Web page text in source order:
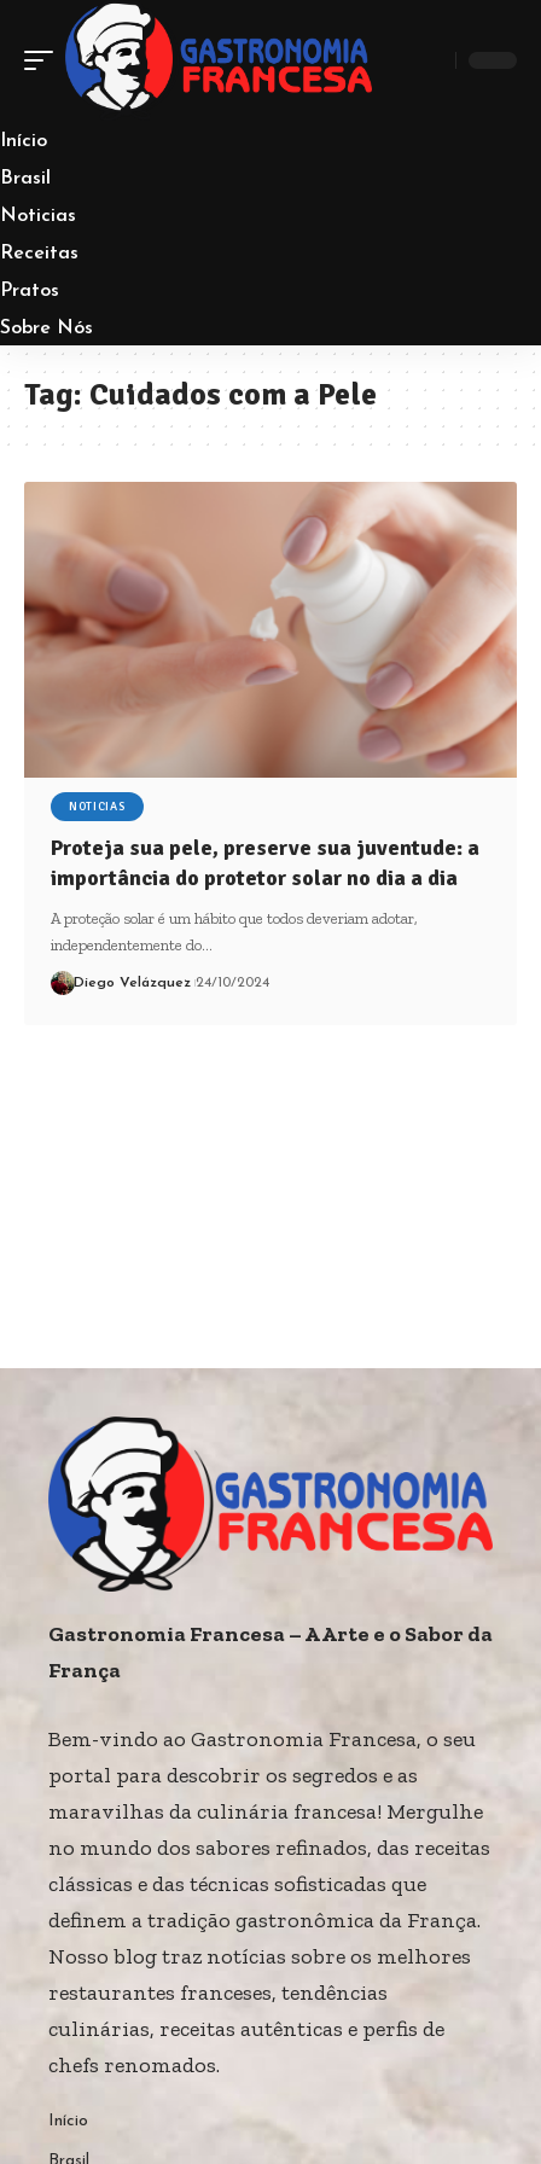
Início
Brasil
Noticias
Receitas
Pratos
Sobre Nós
Tag: Cuidados com a Pele
NOTICIAS
Proteja sua pele, preserve sua juventude: a
importância do protetor solar no dia a dia
A proteção solar é um hábito que todos deveriam adotar,
independentemente do…
Diego Velázquez 24/10/2024
Gastronomia Francesa – A Arte e o Sabor da
França
Bem-vindo ao Gastronomia Francesa, o seu
portal para descobrir os segredos e as
maravilhas da culinária francesa! Mergulhe
no mundo dos sabores refinados, das receitas
clássicas e das técnicas sofisticadas que
definem a tradição gastronômica da França.
Nosso blog traz notícias sobre os melhores
restaurantes franceses, tendências
culinárias, receitas autênticas e perfis de
chefs renomados.
Início